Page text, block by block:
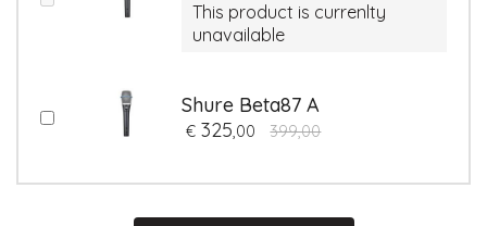
This product is currenlty
unavailable
Shure Beta87 A
€ 325,00 399,00